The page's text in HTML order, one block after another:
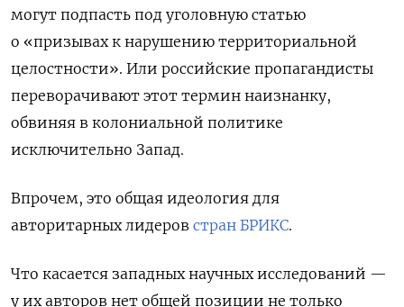
могут подпасть под уголовную статью
о «призывах к нарушению территориальной
целостности». Или российские пропагандисты
переворачивают этот термин наизнанку,
обвиняя в колониальной политике
исключительно Запад.
Впрочем, это общая идеология для
авторитарных лидеров стран БРИКС.
Что касается западных научных исследований —
у их авторов нет общей позиции не только